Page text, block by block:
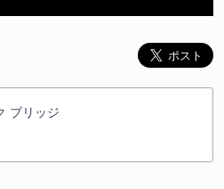
ブリッジ